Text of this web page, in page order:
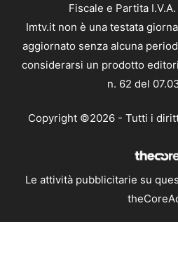
Fiscale e Partita
Imtv.it non è una testata
aggiornato senza alcuna
considerarsi un prodotto
n. 62 del
Copyright ©2026 - Tutti i
Le attività pubblicitarie su